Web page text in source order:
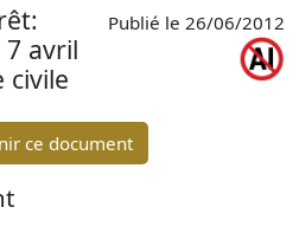
7 avril
civile
Publié le 26/06/2012
ce document